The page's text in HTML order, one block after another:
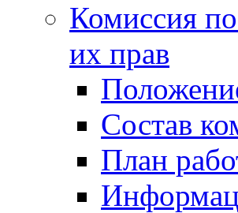
Комиссия
их прав
Состав
План